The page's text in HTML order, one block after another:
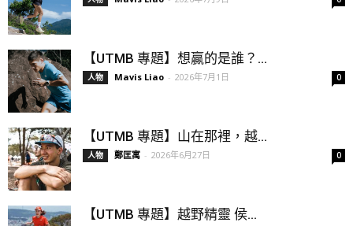
【UTMB 專題】想贏的是誰？...
人物 Mavis Liao - 2026年7月1日 0
【UTMB 專題】山在那裡，越...
人物 鄭匡寓 - 2026年6月27日 0
【UTMB 專題】越野精靈 侯...